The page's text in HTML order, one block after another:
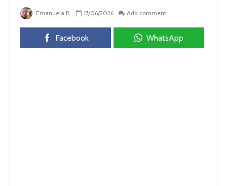
Emanuela B. 17/06/2026 Add comment
Facebook WhatsApp